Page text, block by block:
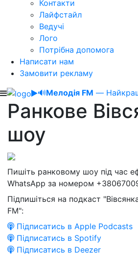
Контакти
Лайфстайл
Ведучі
Лого
Потрібна допомога
Написати нам
Замовити рекламу
🔊Мелодія FM —
Ранкове
шоу
Пишіть ранковому шоу під час
WhatsApp за номером
Підпишіться на подкаст
FM":
Підписатись в Apple Podcasts
Підписатись в Spotify
Підписатись в Deezer